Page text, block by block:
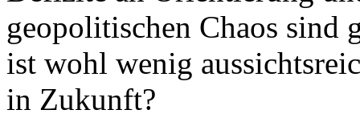
geopolitischen Chaos sind
ist wohl wenig
in Zukunft?